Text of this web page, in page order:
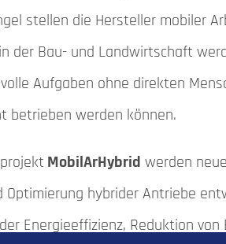
stellen die Hersteller mobiler
der Bau- und Landwirtschaft
Aufgaben ohne direkten
betrieben werden können.
MobilArHybrid werden
Optimierung hybrider Antriebe
Energieeffizienz, Reduktion